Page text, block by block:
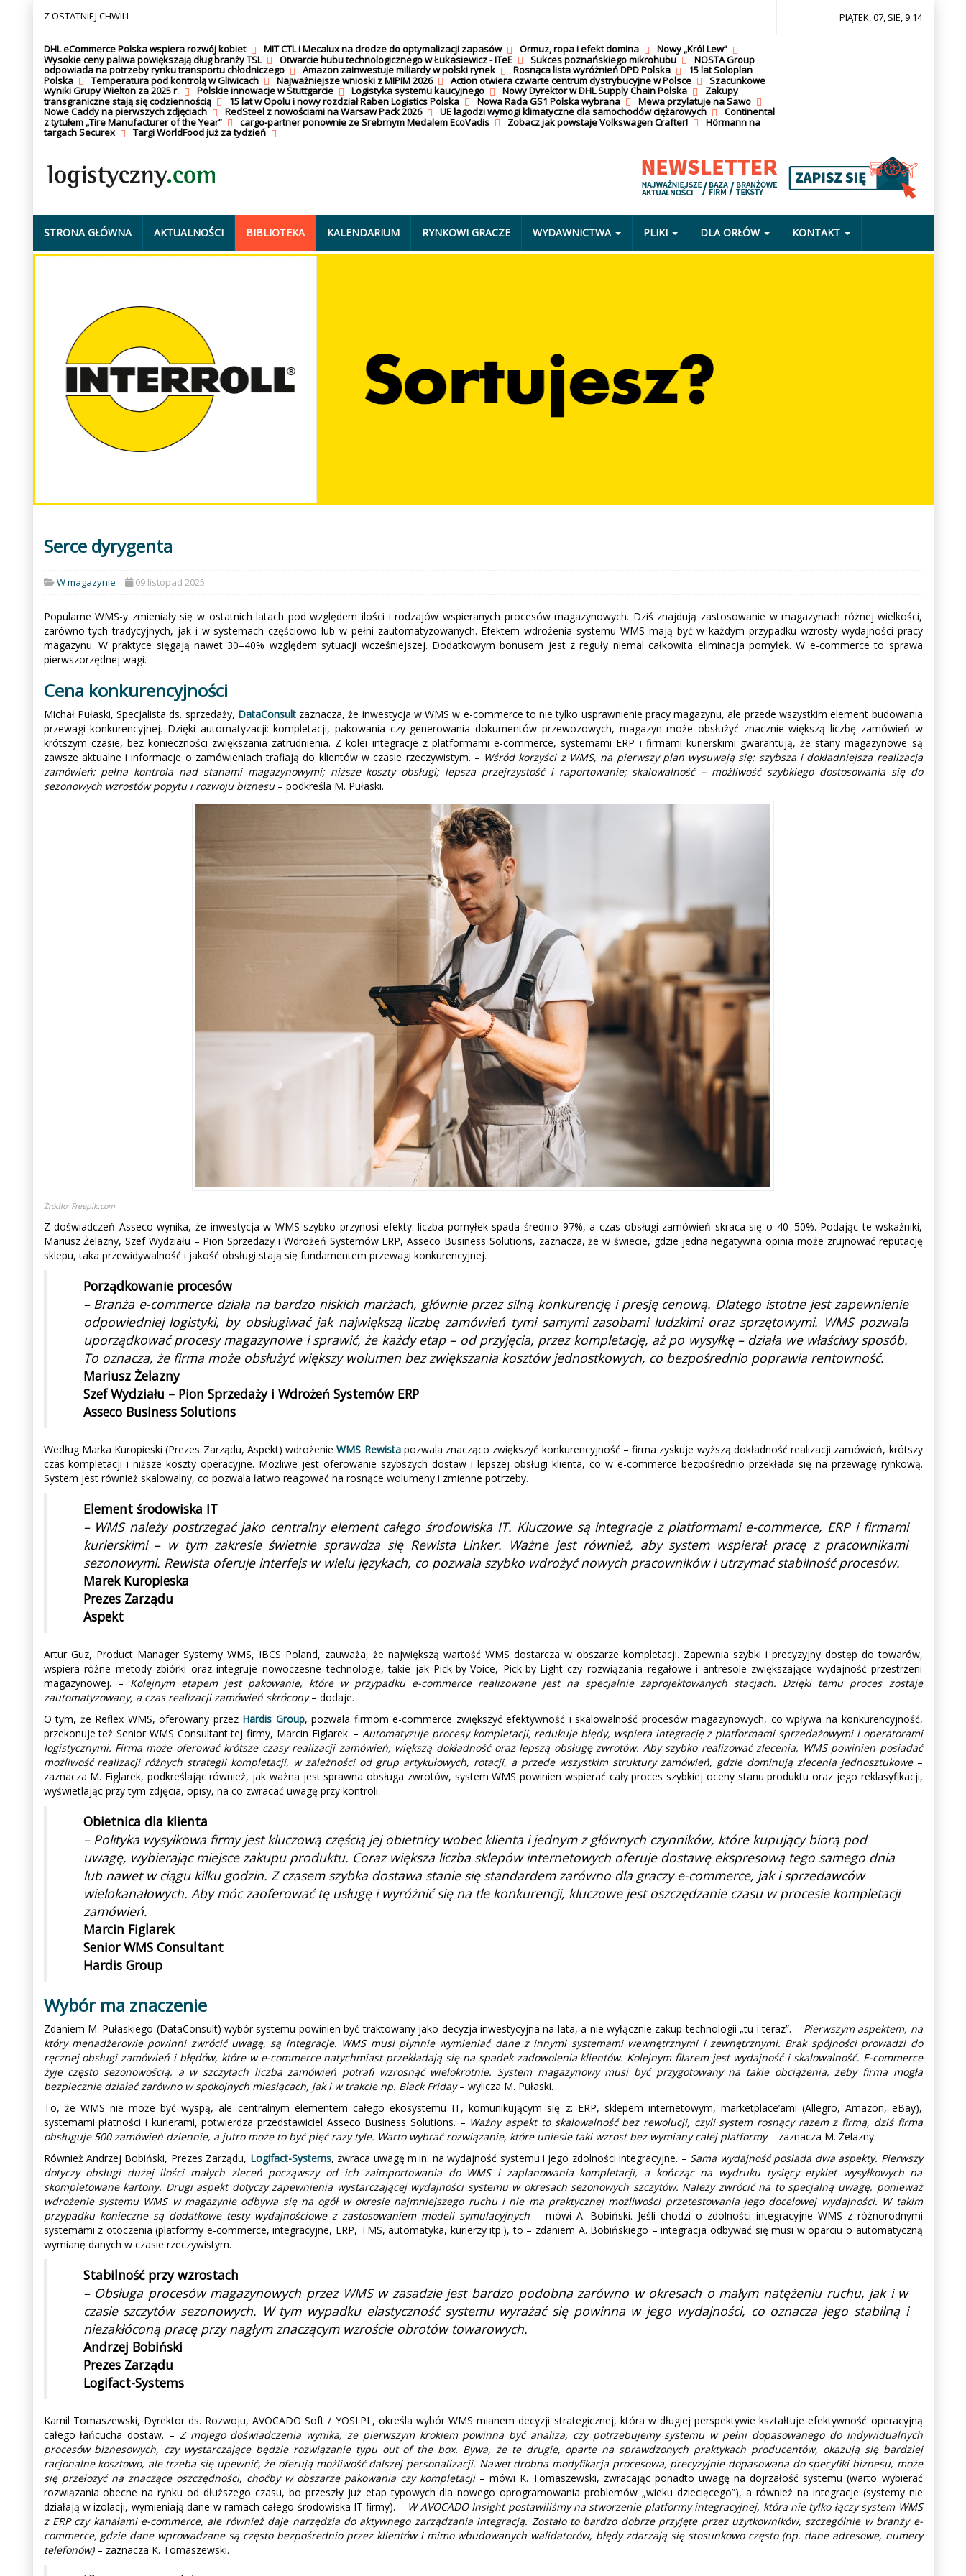
Z OSTATNIEJ CHWILI
DHL eCommerce Polska wspiera rozwój kobiet MIT CTL i Mecalux na drodze do optymalizacji zapasów Ormuz, ropa i efekt domina
Nowy „Król Lew”
Wysokie ceny paliwa powiększają dług branży TSL
Otwarcie hubu technologicznego w Łukasiewicz - ITeE Sukces poznańskiego mikrohubu
NOSTA Group
odpowiada na potrzeby rynku transportu chłodniczego
Amazon zainwestuje miliardy w polski rynek Rosnąca lista wyróżnień DPD Polska
15 lat Soloplan
Polska
Temperatura pod kontrolą w Gliwicach Najważniejsze wnioski z MIPIM 2026 Action otwiera czwarte centrum dystrybucyjne w Polsce
Szacunkowe
wyniki Grupy Wielton za 2025 r.
Polskie innowacje w Stuttgarcie Logistyka systemu kaucyjnego Nowy Dyrektor w DHL Supply Chain Polska
Zakupy
transgraniczne stają się codziennością
15 lat w Opolu i nowy rozdział Raben Logistics Polska Nowa Rada GS1 Polska wybrana
Mewa przylatuje na Sawo
Nowe Caddy na pierwszych zdjęciach
RedSteel z nowościami na Warsaw Pack 2026 UE łagodzi wymogi klimatyczne dla samochodów ciężarowych
Continental
z tytułem „Tire Manufacturer of the Year”
cargo-partner ponownie ze Srebrnym Medalem EcoVadis Zobacz jak powstaje Volkswagen Crafter!
Hörmann na
targach Securex
Targi WorldFood już za tydzień
PIĄTEK, 07, SIE, 9:14
STRONA GŁÓWNA AKTUALNOŚCI BIBLIOTEKA KALENDARIUM RYNKOWI GRACZE WYDAWNICTWA PLIKI DLA ORŁÓW KONTAKT
Serce dyrygenta
W magazynie 09 listopad 2025
Popularne WMS-y zmieniały się w ostatnich latach pod względem ilości i rodzajów wspieranych procesów magazynowych. Dziś znajdują zastosowanie w magazynach różnej wielkości,
zarówno tych tradycyjnych, jak i w systemach częściowo lub w pełni zautomatyzowanych. Efektem wdrożenia systemu WMS mają być w każdym przypadku wzrosty wydajności pracy
magazynu. W praktyce sięgają nawet 30–40% względem sytuacji wcześniejszej. Dodatkowym bonusem jest z reguły niemal całkowita eliminacja pomyłek. W e-commerce to sprawa
pierwszorzędnej wagi.
Cena konkurencyjności
Michał Pułaski, Specjalista ds. sprzedaży, DataConsultzaznacza, że inwestycja w WMS w e-commerce to nie tylko usprawnienie pracy magazynu, ale przede wszystkim element budowania
przewagi konkurencyjnej. Dzięki automatyzacji: kompletacji, pakowania czy generowania dokumentów przewozowych, magazyn może obsłużyć znacznie większą liczbę zamówień w
krótszym czasie, bez konieczności zwiększania zatrudnienia. Z kolei integracje z platformami e-commerce, systemami ERP i firmami kurierskimi gwarantują, że stany magazynowe są
zawsze aktualne i informacje o zamówieniach trafiają do klientów w czasie rzeczywistym. – Wśród korzyści z WMS, na pierwszy plan wysuwają się: szybsza i dokładniejsza realizacja
zamówień; pełna kontrola nad stanami magazynowymi; niższe koszty obsługi; lepsza przejrzystość i raportowanie; skalowalność – możliwość szybkiego dostosowania się do
sezonowych wzrostów popytu i rozwoju biznesu– podkreśla M. Pułaski.
Źródło: Freepik.com
Z doświadczeń Asseco wynika, że inwestycja w WMS szybko przynosi efekty: liczba pomyłek spada średnio 97%, a czas obsługi zamówień skraca się o 40–50%. Podając te wskaźniki,
Mariusz Żelazny, Szef Wydziału – Pion Sprzedaży i Wdrożeń Systemów ERP, Asseco Business Solutions, zaznacza, że w świecie, gdzie jedna negatywna opinia może zrujnować reputację
sklepu, taka przewidywalność i jakość obsługi stają się fundamentem przewagi konkurencyjnej.
Porządkowanie procesów
– Branża e-commerce działa na bardzo niskich marżach, głównie przez silną konkurencję i presję cenową. Dlatego istotne jest zapewnienie
odpowiedniej logistyki, by obsługiwać jak największą liczbę zamówień tymi samymi zasobami ludzkimi oraz sprzętowymi. WMS pozwala
uporządkować procesy magazynowe i sprawić, że każdy etap – od przyjęcia, przez kompletację, aż po wysyłkę – działa we właściwy sposób.
To oznacza, że firma może obsłużyć większy wolumen bez zwiększania kosztów jednostkowych, co bezpośrednio poprawia rentowność.
Mariusz Żelazny
Szef Wydziału – Pion Sprzedaży i Wdrożeń Systemów ERP
Asseco Business Solutions
Według Marka Kuropieski (Prezes Zarządu, Aspekt) wdrożenieWMS Rewistapozwala znacząco zwiększyć konkurencyjność – firma zyskuje wyższą dokładność realizacji zamówień, krótszy
czas kompletacji i niższe koszty operacyjne. Możliwe jest oferowanie szybszych dostaw i lepszej obsługi klienta, co w e-commerce bezpośrednio przekłada się na przewagę rynkową.
System jest również skalowalny, co pozwala łatwo reagować na rosnące wolumeny i zmienne potrzeby.
Element środowiska IT
– WMS należy postrzegać jako centralny element całego środowiska IT. Kluczowe są integracje z platformami e-commerce, ERP i firmami
kurierskimi – w tym zakresie świetnie sprawdza się Rewista Linker. Ważne jest również, aby system wspierał pracę z pracownikami
sezonowymi. Rewista oferuje interfejs w wielu językach, co pozwala szybko wdrożyć nowych pracowników i utrzymać stabilność procesów.
Marek Kuropieska
Prezes Zarządu
Aspekt
Artur Guz, Product Manager Systemy WMS, IBCS Poland, zauważa, że największą wartość WMS dostarcza w obszarze kompletacji. Zapewnia szybki i precyzyjny dostęp do towarów,
wspiera różne metody zbiórki oraz integruje nowoczesne technologie, takie jak Pick-by-Voice, Pick-by-Light czy rozwiązania regałowe i antresole zwiększające wydajność przestrzeni
magazynowej. – Kolejnym etapem jest pakowanie, które w przypadku e-commerce realizowane jest na specjalnie zaprojektowanych stacjach. Dzięki temu proces zostaje
zautomatyzowany, a czas realizacji zamówień skrócony– dodaje.
O tym, że Reflex WMS, oferowany przez Hardis Group, pozwala firmom e-commerce zwiększyć efektywność i skalowalność procesów magazynowych, co wpływa na konkurencyjność,
przekonuje też Senior WMS Consultant tej firmy, Marcin Figlarek. –Automatyzuje procesy kompletacji, redukuje błędy, wspiera integrację z platformami sprzedażowymi i operatorami
logistycznymi. Firma może oferować krótsze czasy realizacji zamówień, większą dokładność oraz lepszą obsługę zwrotów. Aby szybko realizować zlecenia, WMS powinien posiadać
możliwość realizacji różnych strategii kompletacji, w zależności od grup artykułowych, rotacji, a przede wszystkim struktury zamówień, gdzie dominują zlecenia jednosztukowe–
zaznacza M. Figlarek, podkreślając również, jak ważna jest sprawna obsługa zwrotów, system WMS powinien wspierać cały proces szybkiej oceny stanu produktu oraz jego reklasyfikacji,
wyświetlając przy tym zdjęcia, opisy, na co zwracać uwagę przy kontroli.
Obietnica dla klienta
– Polityka wysyłkowa firmy jest kluczową częścią jej obietnicy wobec klienta i jednym z głównych czynników, które kupujący biorą pod
uwagę, wybierając miejsce zakupu produktu. Coraz większa liczba sklepów internetowych oferuje dostawę ekspresową tego samego dnia
lub nawet w ciągu kilku godzin. Z czasem szybka dostawa stanie się standardem zarówno dla graczy e-commerce, jak i sprzedawców
wielokanałowych. Aby móc zaoferować tę usługę i wyróżnić się na tle konkurencji, kluczowe jest oszczędzanie czasu w procesie kompletacji
zamówień.
Marcin Figlarek
Senior WMS Consultant
Hardis Group
Wybór ma znaczenie
Zdaniem M. Pułaskiego (DataConsult) wybór systemu powinien być traktowany jako decyzja inwestycyjna na lata, a nie wyłącznie zakup technologii „tu i teraz”. – Pierwszym aspektem, na
który menadżerowie powinni zwrócić uwagę, są integracje. WMS musi płynnie wymieniać dane z innymi systemami wewnętrznymi i zewnętrznymi. Brak spójności prowadzi do
ręcznej obsługi zamówień i błędów, które w e-commerce natychmiast przekładają się na spadek zadowolenia klientów. Kolejnym filarem jest wydajność i skalowalność. E-commerce
żyje często sezonowością, a w szczytach liczba zamówień potrafi wzrosnąć wielokrotnie. System magazynowy musi być przygotowany na takie obciążenia, żeby firma mogła
bezpiecznie działać zarówno w spokojnych miesiącach, jak i w trakcie np. Black Friday– wylicza M. Pułaski.
To, że WMS nie może być wyspą, ale centralnym elementem całego ekosystemu IT, komunikującym się z: ERP, sklepem internetowym, marketplace’ami (Allegro, Amazon, eBay),
systemami płatności i kurierami, potwierdza przedstawiciel Asseco Business Solutions. – Ważny aspekt to skalowalność bez rewolucji, czyli system rosnący razem z firmą, dziś firma
obsługuje 500 zamówień dziennie, a jutro może to być pięć razy tyle. Warto wybrać rozwiązanie, które uniesie taki wzrost bez wymiany całej platformy– zaznacza M. Żelazny.
Również Andrzej Bobiński, Prezes Zarządu, Logifact-Systems, zwraca uwagę m.in. na wydajność systemu i jego zdolności integracyjne. – Sama wydajność posiada dwa aspekty. Pierwszy
dotyczy obsługi dużej ilości małych zleceń począwszy od ich zaimportowania do WMS i zaplanowania kompletacji, a kończąc na wydruku tysięcy etykiet wysyłkowych na
skompletowane kartony. Drugi aspekt dotyczy zapewnienia wystarczającej wydajności systemu w okresach sezonowych szczytów. Należy zwrócić na to specjalną uwagę, ponieważ
wdrożenie systemu WMS w magazynie odbywa się na ogół w okresie najmniejszego ruchu i nie ma praktycznej możliwości przetestowania jego docelowej wydajności. W takim
przypadku konieczne są dodatkowe testy wydajnościowe z zastosowaniem modeli symulacyjnych– mówi A. Bobiński. Jeśli chodzi o zdolności integracyjne WMS z różnorodnymi
systemami z otoczenia (platformy e-commerce, integracyjne, ERP, TMS, automatyka, kurierzy itp.), to – zdaniem A. Bobińskiego – integracja odbywać się musi w oparciu o automatyczną
wymianę danych w czasie rzeczywistym.
Stabilność przy wzrostach
– Obsługa procesów magazynowych przez WMS w zasadzie jest bardzo podobna zarówno w okresach o małym natężeniu ruchu, jak i w
czasie szczytów sezonowych. W tym wypadku elastyczność systemu wyrażać się powinna w jego wydajności, co oznacza jego stabilną i
niezakłóconą pracę przy nagłym znaczącym wzroście obrotów towarowych.
Andrzej Bobiński
Prezes Zarządu
Logifact-Systems
Kamil Tomaszewski, Dyrektor ds. Rozwoju, AVOCADO Soft / YOSI.PL, określa wybór WMS mianem decyzji strategicznej, która w długiej perspektywie kształtuje efektywność operacyjną
całego łańcucha dostaw. – Z mojego doświadczenia wynika, że pierwszym krokiem powinna być analiza, czy potrzebujemy systemu w pełni dopasowanego do indywidualnych
procesów biznesowych, czy wystarczające będzie rozwiązanie typu out of the box. Bywa, że te drugie, oparte na sprawdzonych praktykach producentów, okazują się bardziej
racjonalne kosztowo, ale trzeba się upewnić, że oferują możliwość dalszej personalizacji. Nawet drobna modyfikacja procesowa, precyzyjnie dopasowana do specyfiki biznesu, może
się przełożyć na znaczące oszczędności, choćby w obszarze pakowania czy kompletacji– mówi K. Tomaszewski, zwracając ponadto uwagę na dojrzałość systemu (warto wybierać
rozwiązania obecne na rynku od dłuższego czasu, bo przeszły już etap typowych dla nowego oprogramowania problemów „wieku dziecięcego”), a również na integracje (systemy nie
działają w izolacji, wymieniają dane w ramach całego środowiska IT firmy). – W AVOCADO Insight postawiliśmy na stworzenie platformy integracyjnej, która nie tylko łączy system WMS
z ERP czy kanałami e-commerce, ale również daje narzędzia do aktywnego zarządzania integracją. Zostało to bardzo dobrze przyjęte przez użytkowników, szczególnie w branży e-
commerce, gdzie dane wprowadzane są często bezpośrednio przez klientów i mimo wbudowanych walidatorów, błędy zdarzają się stosunkowo często (np. dane adresowe, numery
telefonów)– zaznacza K. Tomaszewski.